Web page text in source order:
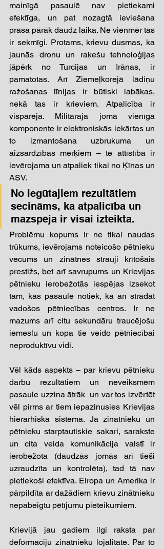
mainīgā pasaulē nav pietiekami
efektīga, un pat nozagtā ieviešana
prasa pārāk daudz laika. Ne vienmēr tas
ir sekmīgi. Protams, krievu dusmas, ka
jaunās dronu un raķešu tehnoloģijas
jāpērk no Turcijas un Irānas, ir
pamatotas. Arī Ziemeļkorejā lādiņu
ražošanas līnijas ir būtiski labākas,
nekā tas ir krieviem. Atpalicība ir
vispārēja. Militārajā jomā vienīgā
komponente ir elektroniskās iekārtas un
to izmantošana uzbrukuma un
aizsardzības mērķiem – te attīstība ir
ievērojama un atpaliek tikai no Ķīnas un
ASV.
No iegūtajiem rezultātiem
secināms, ka atpalicība un
mazspēja ir visai izteikta.
Problēmu kopums ir ne tikai naudas
trūkums, ievērojams noteicošo pētnieku
vecums un zinātnes strauji krītošais
prestižs, bet arī savrupums un Krievijas
pētnieku ierobežotās iespējas izsekot
tam, kas pasaulē notiek, kā arī strādāt
vadošos pētniecības centros. Ir ne
mazums arī citu sekundāru traucējošu
iemeslu un kopa tie veido pētniecībai
neproduktīvu vidi.
Vēl kāds aspekts – par krievu pētnieku
darbu rezultātiem un neveiksmēm
pasaule uzzina ātrāk  un var tos izvērtēt
vēl pirms ar tiem iepazinusies Krievijas
hierarhiskā sistēma. Ja zinātnieku un
pētnieku starptautiskie sakari, sarakste
un cita veida komunikācija valstī ir
ierobežota (daudzās jomās arī tieši
uzraudzīta un kontrolēta), tad tā nav
pietiekoši efektīva. Eiropa un Amerika ir
pārpildīta ar dažādiem krievu zinātnieku
nepabeigtu pētījumu pieteikumiem.
Krievijā jau gadiem ilgi raksta par
deformāciju zinātnieku lojalitātē. Par to